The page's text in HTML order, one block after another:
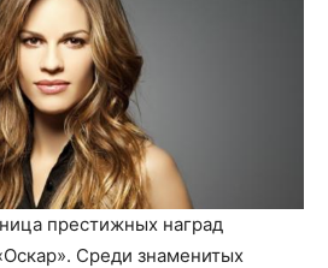
престижных наград
Среди знаменитых